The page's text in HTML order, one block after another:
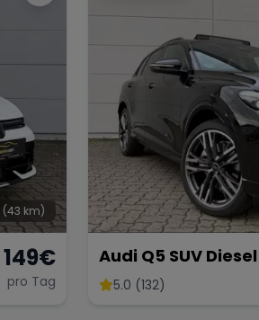
(43 km)
149€
pro Tag
Audi Q5 SUV
Neu5.0 (132)